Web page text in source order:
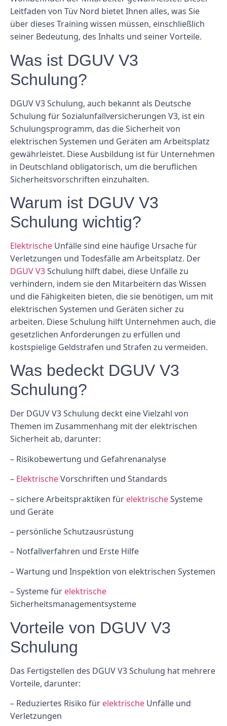
Leitfaden von Tüv Nord bietet Ihnen alles, was Sie
über dieses Training wissen müssen, einschließlich
seiner Bedeutung, des Inhalts und seiner Vorteile.
Was ist DGUV V3
Schulung?
DGUV V3 Schulung, auch bekannt als Deutsche
Schulung für Sozialunfallversicherungen V3, ist ein
Schulungsprogramm, das die Sicherheit von
elektrischen Systemen und Geräten am Arbeitsplatz
gewährleistet. Diese Ausbildung ist für Unternehmen
in Deutschland obligatorisch, um die beruflichen
Sicherheitsvorschriften einzuhalten.
Warum ist DGUV V3
Schulung wichtig?
Elektrische Unfälle sind eine häufige Ursache für
Verletzungen und Todesfälle am Arbeitsplatz. Der
DGUV V3Schulung hilft dabei, diese Unfälle zu
verhindern, indem sie den Mitarbeitern das Wissen
und die Fähigkeiten bieten, die sie benötigen, um mit
elektrischen Systemen und Geräten sicher zu
arbeiten. Diese Schulung hilft Unternehmen auch, die
gesetzlichen Anforderungen zu erfüllen und
kostspielige Geldstrafen und Strafen zu vermeiden.
Was bedeckt DGUV V3
Schulung?
Der DGUV V3 Schulung deckt eine Vielzahl von
Themen im Zusammenhang mit der elektrischen
Sicherheit ab, darunter:
– Risikobewertung und Gefahrenanalyse
– ElektrischeVorschriften und Standards
– sichere Arbeitspraktiken für elektrischeSysteme
und Geräte
– persönliche Schutzausrüstung
– Notfallverfahren und Erste Hilfe
– Wartung und Inspektion von elektrischen Systemen
– Systeme für elektrische
Sicherheitsmanagementsysteme
Vorteile von DGUV V3
Schulung
Das Fertigstellen des DGUV V3 Schulung hat mehrere
Vorteile, darunter:
– Reduziertes Risiko für elektrische Unfälle und
Verletzungen